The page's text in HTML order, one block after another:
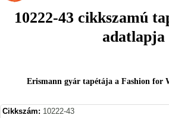
10222-43 cikkszamú
adatlapja
Erismann gyár tapétája a Fashion for
Cikkszám: 10222-43